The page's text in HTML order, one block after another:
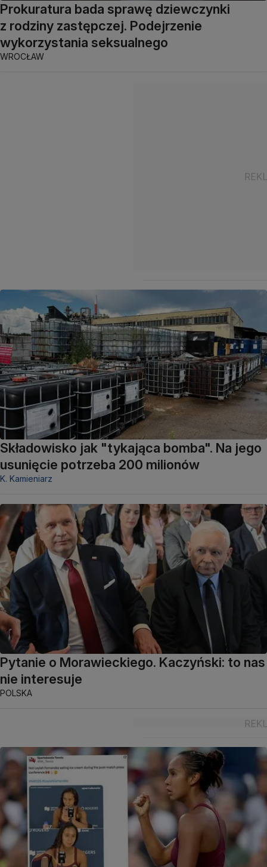
Prokuratura bada sprawę dziewczynki
z rodziny zastępczej. Podejrzenie
wykorzystania seksualnego
WROCŁAW
Składowisko jak "tykająca bomba". Na jego
usunięcie potrzeba 200 milionów
K. Kamieniarz
Pytanie o Morawieckiego. Kaczyński: to nas
nie interesuje
POLSKA